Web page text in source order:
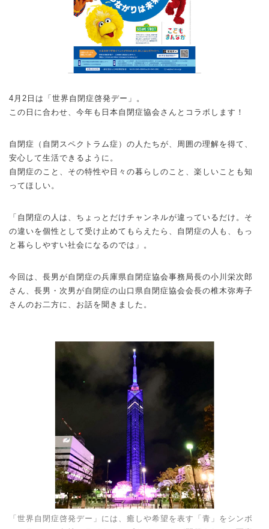
4月2日は「世界自閉症啓発デー」。
この日に合わせ、今年も日本自閉症協会さんとコラボします！
自閉症（自閉スペクトラム症）の人たちが、周囲の理解を得て、
安心して生活できるように。
自閉症のこと、その特性や日々の暮らしのこと、楽しいことも知
ってほしい。
「自閉症の人は、ちょっとだけチャンネルが違っているだけ。そ
の違いを個性として受け止めてもらえたら、自閉症の人も、もっ
と暮らしやすい社会になるのでは」。
今回は、長男が自閉症の兵庫県自閉症協会事務局長の小川栄次郎
さん、長男・次男が自閉症の山口県自閉症協会会長の椎木弥寿子
さんのお二方に、お話を聞きました。
「世界自閉症啓発デー」には、癒しや希望を表す「青」をシンボ